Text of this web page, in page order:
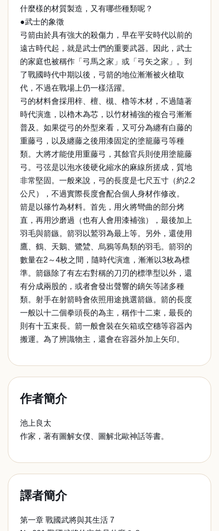
什麼樣的材質製造，又有哪些種類呢？
●武士的象徵
弓箭由於具有強大的殺傷力，早在平安時代以前的
遠古時代起，就是武士們的重要武器。因此，武士
的家庭也被稱作「弓馬之家」或「弓矢之家」。到
了戰國時代中期以後，弓箭的地位漸漸被火槍取
代，不過在戰場上仍一樣活躍。
弓的材料會採用梓、檀、槻、櫓等木材，不過隨著
時代演進，以櫓木為芯，以竹材補強的複合弓漸漸
普及。如果從弓的外型來看，又可分為纏有白藤的
重藤弓，以及纏藤之後用漆固定的塗籠藤弓等種
類。大將才能使用重藤弓，其餘官兵則使用塗籠藤
弓。弓弦是以泡水後硬化縮水的麻線所搓成，質地
非常堅固。一般來說，弓的長度是七尺五寸（約2.2
公尺），不過實際長度會配合個人身材作修改。
箭是以篠竹為材料。首先，用火將彎曲的部分烤
直，再用沙磨過（也有人會用漆補強），最後加上
羽毛與箭鏃。箭羽以鷲羽為最上等。另外，還使用
鷹、鶴、天鵝、鷺鷥、烏鴉等鳥類的羽毛。箭羽的
數量在2～4枚之間，隨時代演進，漸漸以3枚為標
準。箭鏃除了有左右對稱的刀刃的標準型以外，還
有分成兩股的，或者會發出聲響的鏑矢等諸多種
類。射手在射箭時會依照用途挑選箭鏃。箭的長度
一般以十二個拳頭長的為主，稱作十二束，最長的
則有十五束長。箭一般會裝在矢箱或空穗等容器內
搬運。為了辨識物主，還會在容器外加上矢印。
作者簡介
池上良太
作家，著有圖解女僕、圖解北歐神話等書。
譯者簡介
第一章 戰國武將與其生活 7